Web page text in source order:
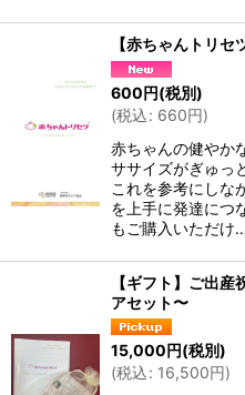
【赤ちゃんトリ
600円(税別)
(税込: 660円)
赤ちゃんの健やか
ササイズがぎゅっ
これを参考にしな
を上手に発達につ
もご購入いただけ
【ギフト】ご出
アセット〜
15,000円(税別)
(税込: 16,500円)